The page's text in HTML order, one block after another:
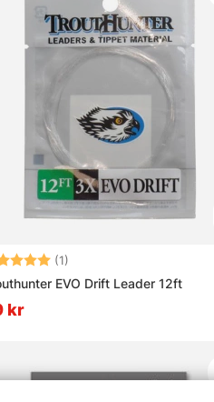
(1)
EVO Drift Leader 12ft
kr